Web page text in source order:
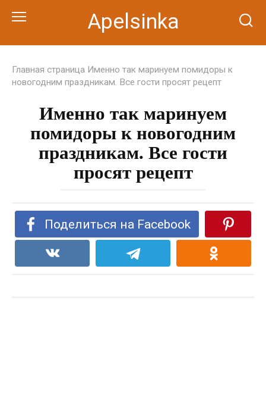
Apelsinka
Главная страница Именно так маринуем помидоры к
новогодним праздникам. Все гости просят рецепт
Именно так маринуем
помидоры к новогодним
праздникам. Все гости
просят рецепт
Поделиться на Facebook